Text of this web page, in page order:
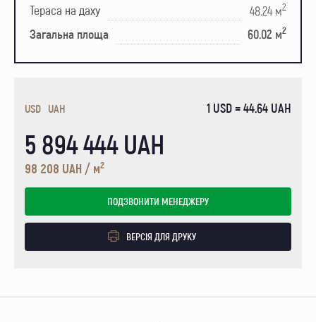
Тераса на даху 48.24 м2
Загальна площа 60.02 м2
USD UAH 1 USD = 44.64 UAH
5 894 444 UAH
98 208 UAH / м2
ПОДЗВОНИТИ МЕНЕДЖЕРУ
ВЕРСІЯ ДЛЯ ДРУКУ